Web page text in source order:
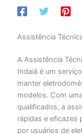
Assistência
A Assistência
Indaiá é um
manter
modelos. Com
qualificados, a
rápidas e eficazes
por usuários de